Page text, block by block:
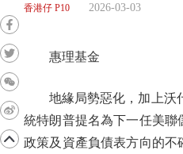
香港仔 P10 2026-03-03
惠理基金
地緣局勢惡化，加上沃什
統特朗普提名為下一任美聯
政策及資產負債表方向的不